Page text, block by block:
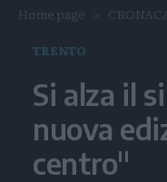
Home page
TRENTO
Si alza il
nuova
centro"